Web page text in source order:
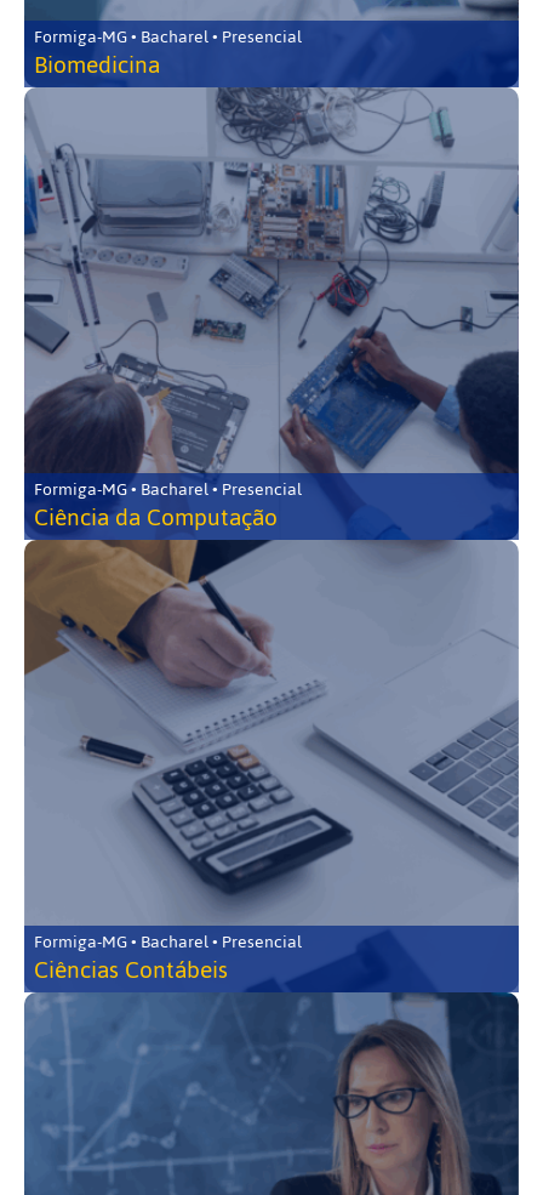
Formiga-MG • Bacharel • Presencial
Biomedicina
Formiga-MG • Bacharel • Presencial
Ciência da Computação
Formiga-MG • Bacharel • Presencial
Ciências Contábeis